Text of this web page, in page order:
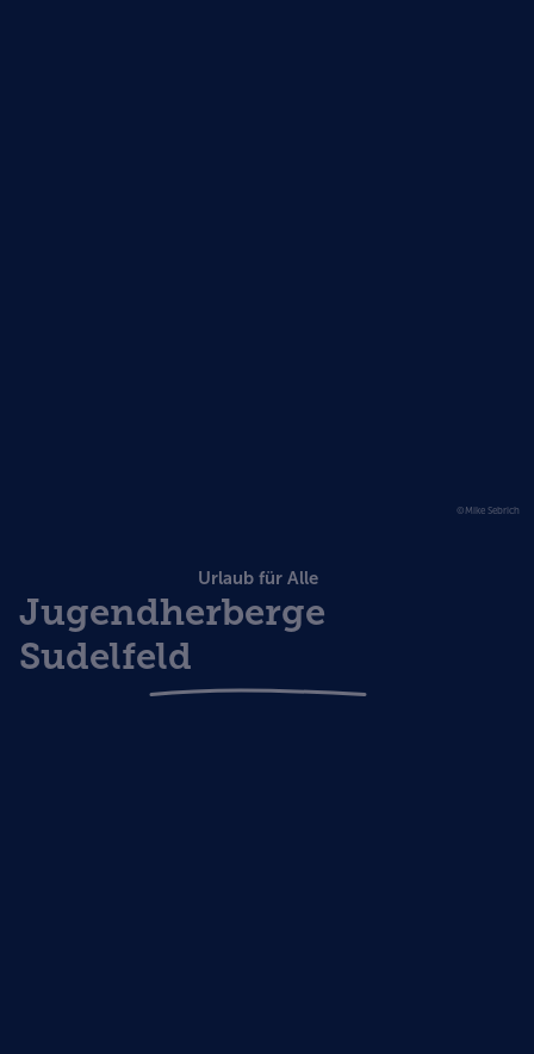
©Mike Sebrich
Urlaub für Alle
Jugendherberge
Sudelfeld